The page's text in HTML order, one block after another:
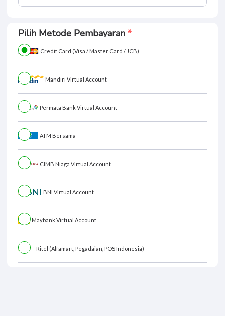
Pilih Metode Pembayaran
Credit Card (Visa / Master Card / JCB)
Mandiri Virtual Account
Permata Bank Virtual Account
ATM Bersama
CIMB Niaga Virtual Account
BNI Virtual Account
Maybank Virtual Account
Ritel (Alfamart, Pegadaian, POS Indonesia)